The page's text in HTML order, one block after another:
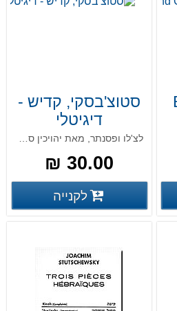
פרטים נוספים
סטוצ'בסקי, קדיש -
דיגיטלי
לצ'לו ופסנתר, מאת יהויכין סטוצ'בסקי
30.00 ₪
פרטים נוספים
לקנייה